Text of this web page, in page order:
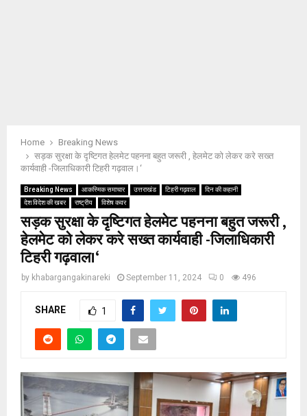
Home
Breaking News
सड़क सुरक्षा के दृष्टिगत हेलमेट पहनना बहुत जरूरी , हेलमेट को लेकर करे सख्त
कार्यवाही -जिलाधिकारी टिहरी गढ़वाल।‘
Breaking News आकस्मिक समाचार उत्तराखंड टिहरी गढ़वाल
दिन की कहानी
देश विदेश की खबर
राष्ट्रीय विशेष कवर
सड़क सुरक्षा के दृष्टिगत हेलमेट पहनना बहुत जरूरी ,
हेलमेट को लेकर करे सख्त कार्यवाही -जिलाधिकारी
टिहरी गढ़वाल।‘
by khabargangakinareki September 11, 2024 0 496
SHARE 1